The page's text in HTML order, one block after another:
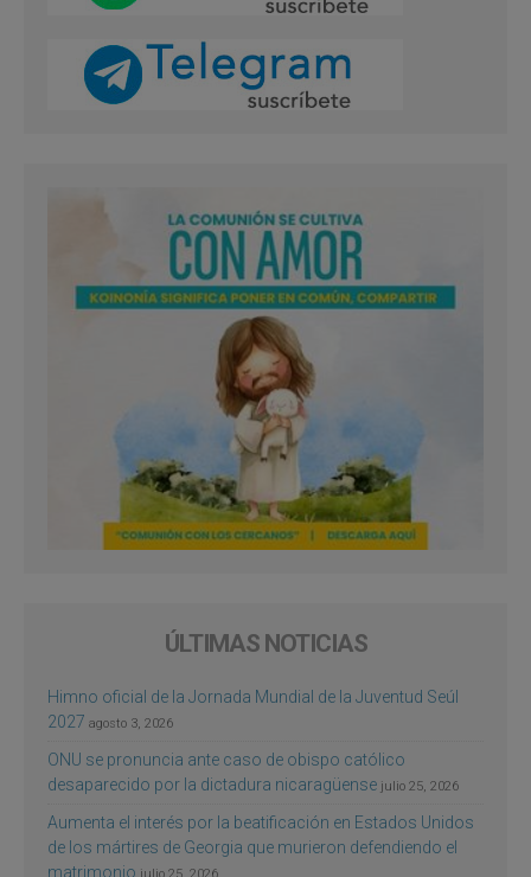
ÚLTIMAS NOTICIAS
Himno oficial de la Jornada Mundial de la Juventud Seúl
2027 agosto 3, 2026
ONU se pronuncia ante caso de obispo católico
desaparecido por la dictadura nicaragüense julio 25, 2026
Aumenta el interés por la beatificación en Estados Unidos
de los mártires de Georgia que murieron defendiendo el
matrimonio